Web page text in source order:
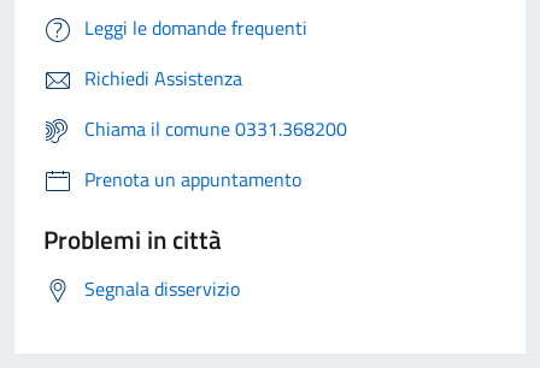
Leggi le domande frequenti
Richiedi Assistenza
Chiama il comune 0331.368200
Prenota un appuntamento
Problemi in città
Segnala disservizio